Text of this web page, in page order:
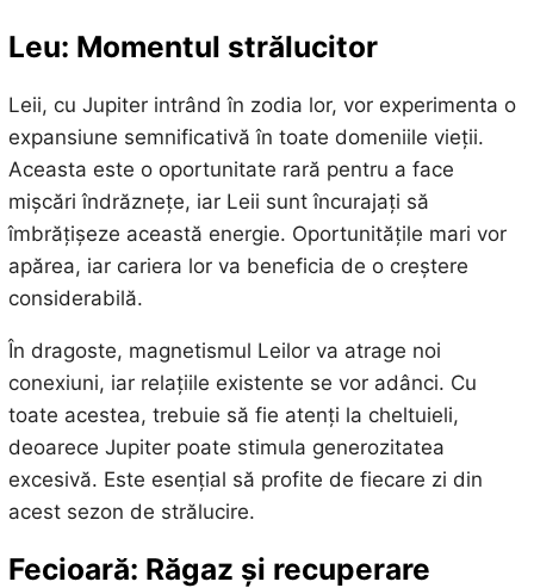
Leu: Momentul strălucitor
Leii, cu Jupiter intrând în zodia lor, vor experimenta o
expansiune semnificativă în toate domeniile vieții.
Aceasta este o oportunitate rară pentru a face
mișcări îndrăznețe, iar Leii sunt încurajați să
îmbrățișeze această energie. Oportunitățile mari vor
apărea, iar cariera lor va beneficia de o creștere
considerabilă.
În dragoste, magnetismul Leilor va atrage noi
conexiuni, iar relațiile existente se vor adânci. Cu
toate acestea, trebuie să fie atenți la cheltuieli,
deoarece Jupiter poate stimula generozitatea
excesivă. Este esențial să profite de fiecare zi din
acest sezon de strălucire.
Fecioară: Răgaz și recuperare